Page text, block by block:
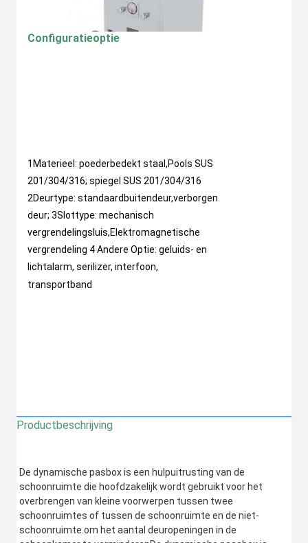
Configuratieoptie
1Materieel: poederbedekt staal,Pools SUS
201/304/316; spiegel SUS 201/304/316
2Deurtype: standaardbuitendeur,verborgen
deur; 3Slottype: mechanisch
vergrendelingsluis,Elektromagnetische
vergrendeling 4 Andere Optie: geluids- en
lichtalarm, serilizer, interfoon,
transportband
Productbeschrijving
De dynamische pasbox is een hulpuitrusting van de
schoonruimte die hoofdzakelijk wordt gebruikt voor het
overbrengen van kleine voorwerpen tussen twee
schoonruimtes of tussen de schoonruimte en de niet-
schoonruimte.om het aantal deuropeningen in de